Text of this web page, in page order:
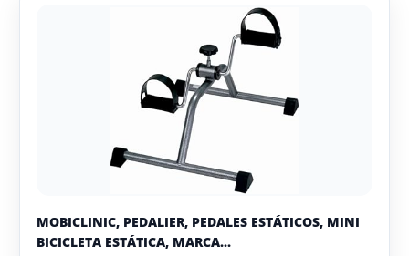
MOBICLINIC, PEDALIER, PEDALES ESTÁTICOS, MINI
BICICLETA ESTÁTICA, MARCA...